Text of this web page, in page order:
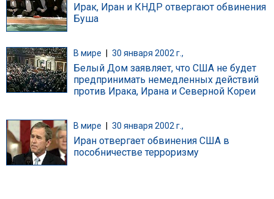
Ирак, Иран и КНДР отвергают обвинения
Буша
В мире 30 января 2002 г.,
Белый Дом заявляет, что США не будет
предпринимать немедленных действий
против Ирака, Ирана и Северной Кореи
В мире 30 января 2002 г.,
Иран отвергает обвинения США в
пособничестве терроризму